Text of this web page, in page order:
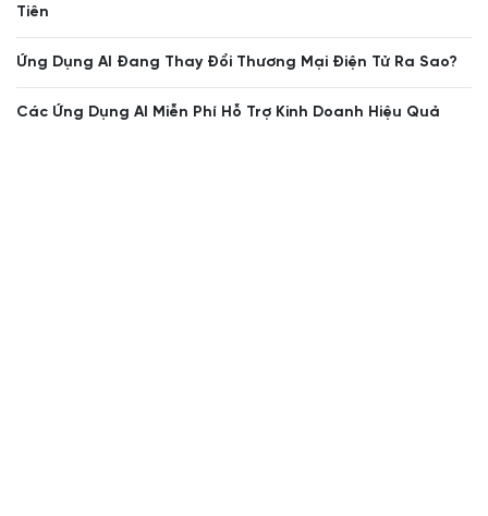
Tiên
Ứng Dụng AI Đang Thay Đổi Thương Mại Điện Tử Ra Sao?
Các Ứng Dụng AI Miễn Phí Hỗ Trợ Kinh Doanh Hiệu Quả